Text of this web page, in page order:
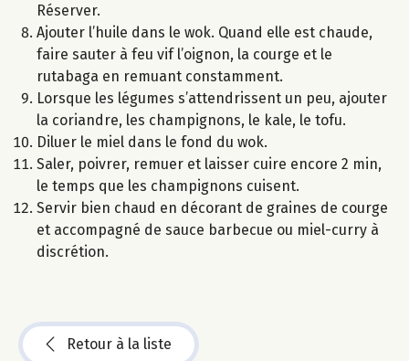
Réserver.
Ajouter l’huile dans le wok. Quand elle est chaude,
faire sauter à feu vif l’oignon, la courge et le
rutabaga en remuant constamment.
Lorsque les légumes s’attendrissent un peu, ajouter
la coriandre, les champignons, le kale, le tofu.
Diluer le miel dans le fond du wok.
Saler, poivrer, remuer et laisser cuire encore 2 min,
le temps que les champignons cuisent.
Servir bien chaud en décorant de graines de courge
et accompagné de sauce barbecue ou miel-curry à
discrétion.
Retour à la liste